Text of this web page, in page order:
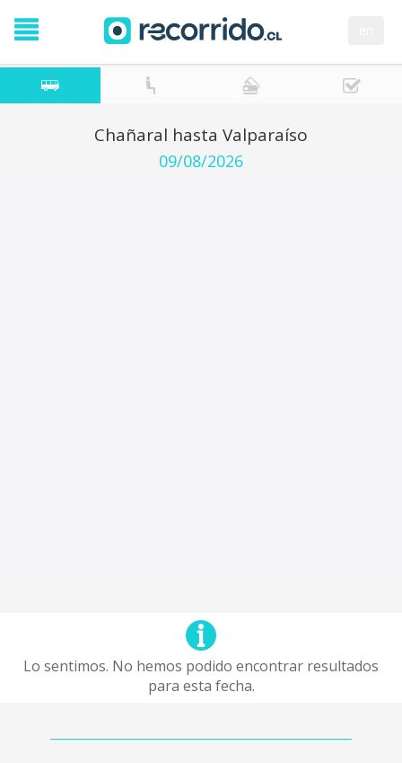
Chañaral hasta Valparaíso
09/08/2026
Lo sentimos. No hemos podido encontrar resultados
para esta fecha.